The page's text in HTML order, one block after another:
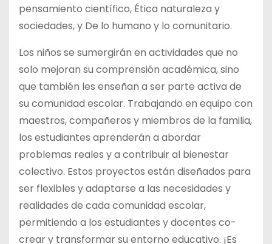
pensamiento científico, Ética naturaleza y
sociedades, y De lo humano y lo comunitario.
Los niños se sumergirán en actividades que no
solo mejoran su comprensión académica, sino
que también les enseñan a ser parte activa de
su comunidad escolar. Trabajando en equipo con
maestros, compañeros y miembros de la familia,
los estudiantes aprenderán a abordar
problemas reales y a contribuir al bienestar
colectivo. Estos proyectos están diseñados para
ser flexibles y adaptarse a las necesidades y
realidades de cada comunidad escolar,
permitiendo a los estudiantes y docentes co-
crear y transformar su entorno educativo. ¡Es